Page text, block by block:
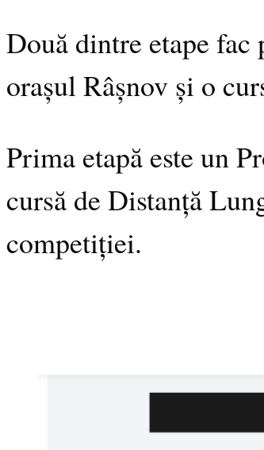
Două dintre etape
orașul Râșnov și o
Prima etapă este un
cursă de Distanță
competiției.